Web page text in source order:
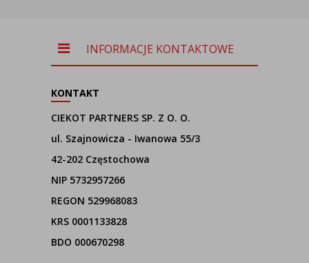
INFORMACJE KONTAKTOWE
KONTAKT
CIEKOT PARTNERS SP. Z O. O.
ul. Szajnowicza - Iwanowa 55/3
42-202 Częstochowa
NIP 5732957266
REGON 529968083
KRS 0001133828
BDO 000670298